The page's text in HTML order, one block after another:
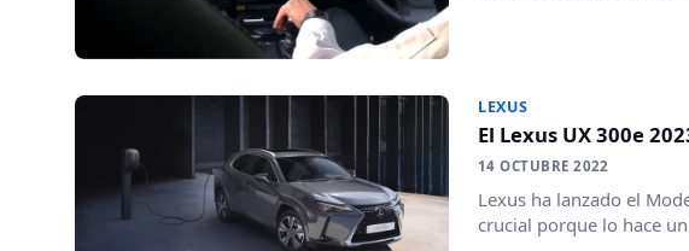
LEXUS
El Lexus UX 300e
14 OCTUBRE 2022
Lexus ha lanzado el
crucial porque lo hace